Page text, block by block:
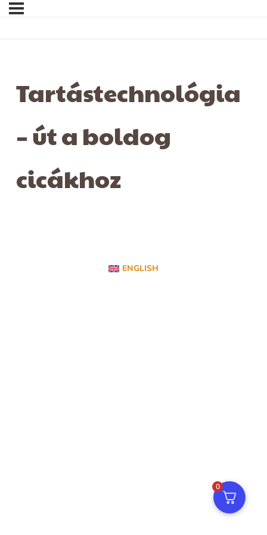
Tartástechnológia
– út a boldog
cicákhoz
ENGLISH
0